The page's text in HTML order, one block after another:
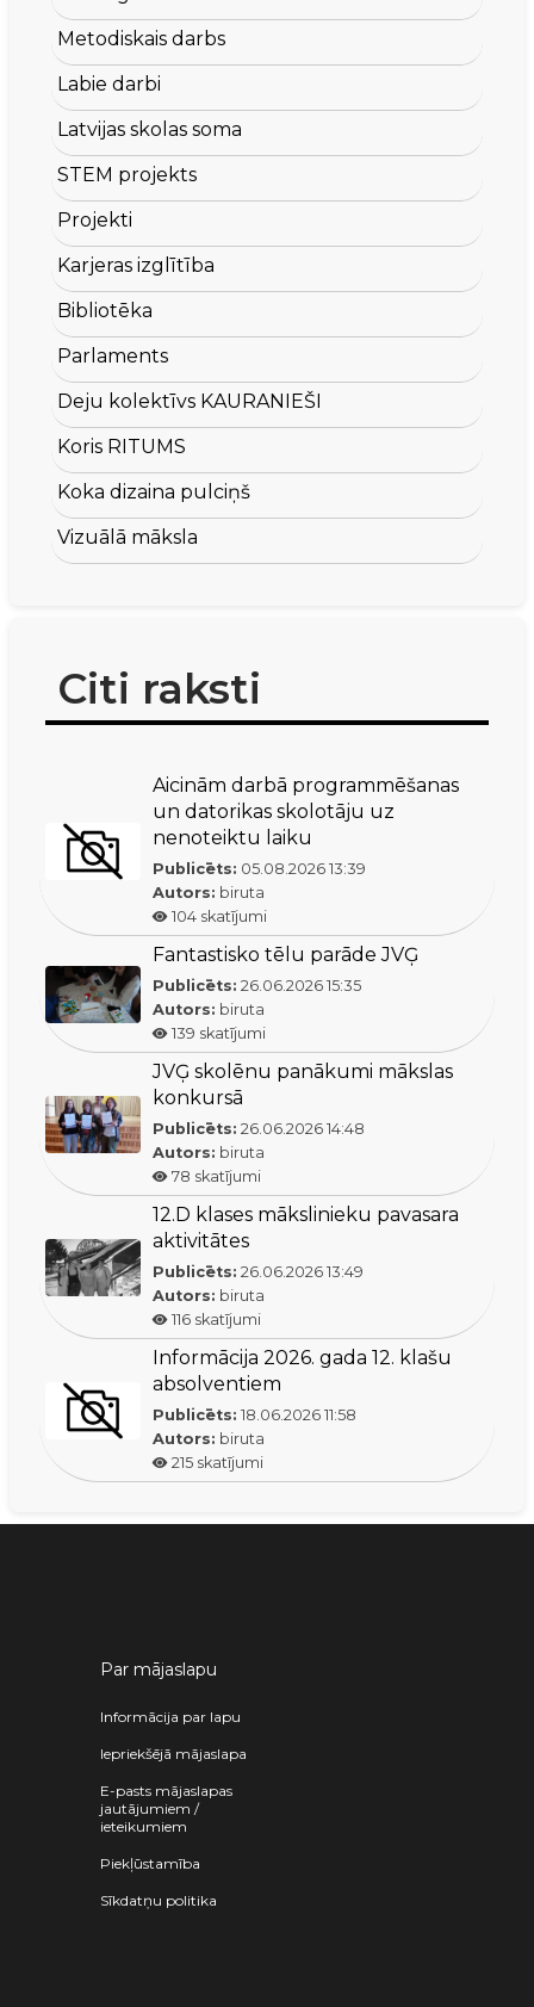
Metodiskais darbs
Labie darbi
Latvijas skolas soma
STEM projekts
Projekti
Karjeras izglītība
Bibliotēka
Parlaments
Deju kolektīvs KAURANIEŠI
Koris RITUMS
Koka dizaina pulciņš
Vizuālā māksla
Citi raksti
Aicinām darbā programmēšanas
un datorikas skolotāju uz
nenoteiktu laiku
Publicēts: 05.08.2026 13:39
Autors: biruta
104 skatījumi
Fantastisko tēlu parāde JVĢ
Publicēts: 26.06.2026 15:35
Autors: biruta
139 skatījumi
JVĢ skolēnu panākumi mākslas
konkursā
Publicēts: 26.06.2026 14:48
Autors: biruta
78 skatījumi
12.D klases mākslinieku pavasara
aktivitātes
Publicēts: 26.06.2026 13:49
Autors: biruta
116 skatījumi
Informācija 2026. gada 12. klašu
absolventiem
Publicēts: 18.06.2026 11:58
Autors: biruta
215 skatījumi
Par mājaslapu
Informācija par lapu
Iepriekšējā mājaslapa
E-pasts mājaslapas
jautājumiem /
ieteikumiem
Piekļūstamība
Sīkdatņu politika